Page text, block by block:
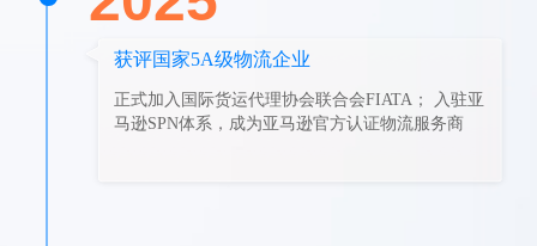
获评国家5A级物流企业
正式加入国际货运代理协会联合会FIATA； 入驻亚
马逊SPN体系，成为亚马逊官方认证物流服务商